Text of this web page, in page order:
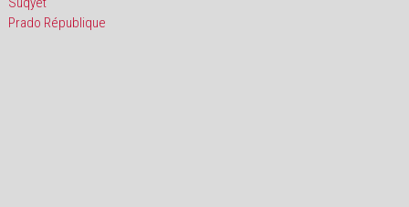
Prado République